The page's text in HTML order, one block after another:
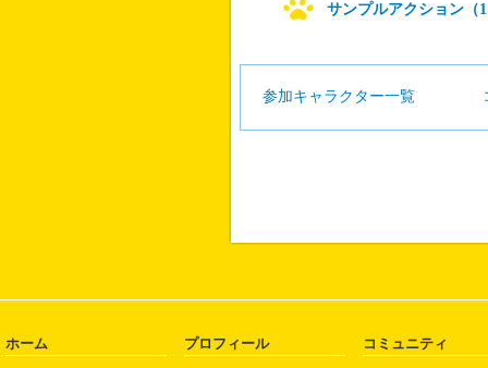
サンプルアクション（
参加キャラクター一覧
ホーム プロフィール コミュニティ